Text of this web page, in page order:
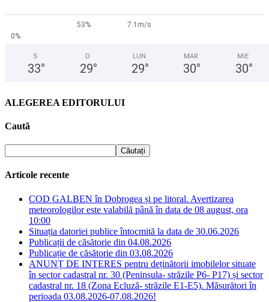
53%
7.1m/s
0%
S
33°
D
29°
LUN
29°
MAR
30°
MIE
30°
ALEGEREA EDITORULUI
Caută
Articole recente
COD GALBEN în Dobrogea și pe litoral. Avertizarea
meteorologilor este valabilă până în data de 08 august, ora
10:00
Situația datoriei publice întocmită la data de 30.06.2026
Publicații de căsătorie din 04.08.2026
Publicație de căsătorie din 03.08.2026
ANUNȚ DE INTERES pentru deținătorii imobilelor situate
în sector cadastral nr. 30 (Peninsula- străzile P6- P17) și sector
cadastral nr. 18 (Zona Ecluză- străzile E1-E5). Măsurători în
perioada 03.08.2026-07.08.2026!